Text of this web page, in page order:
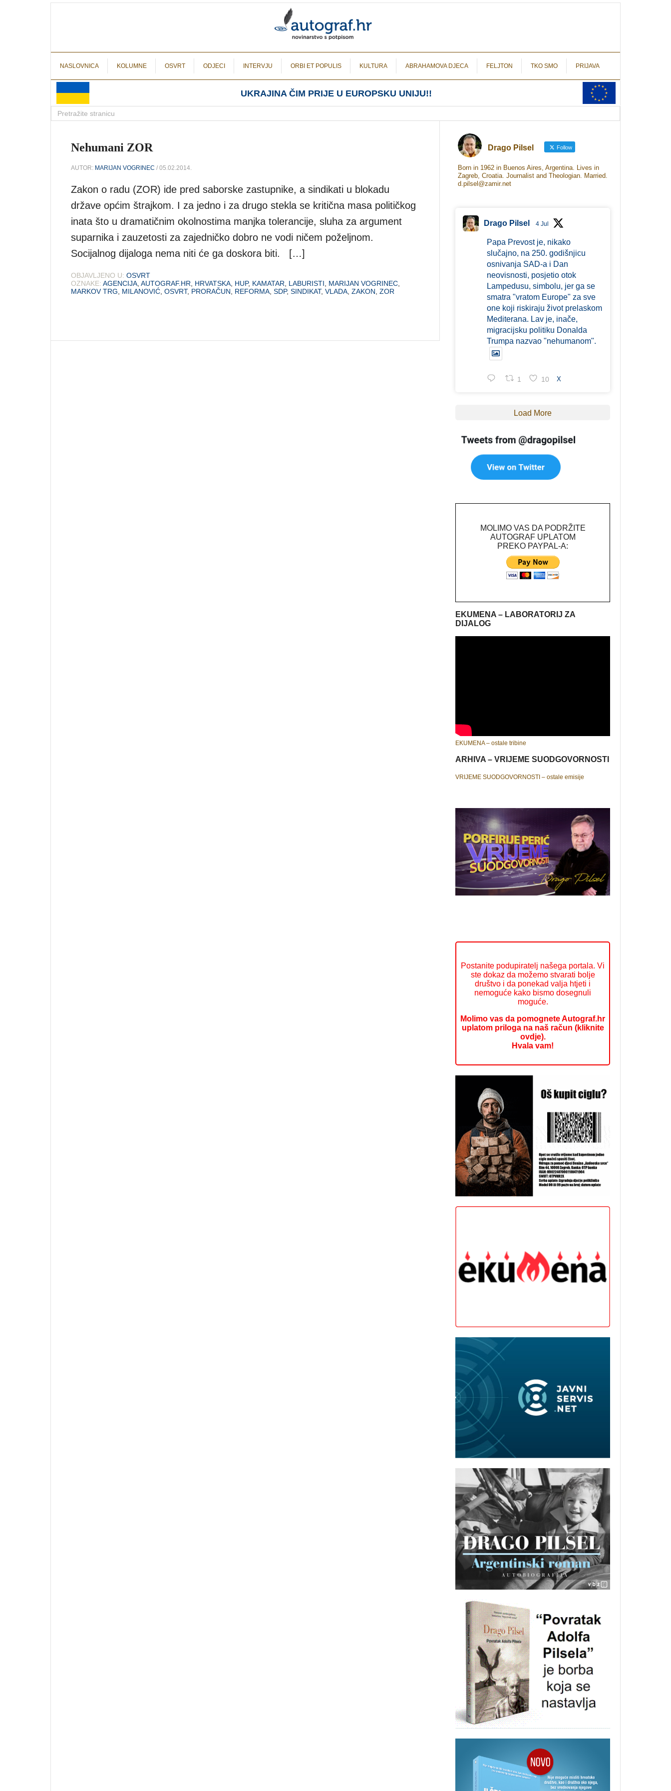
NASLOVNICA KOLUMNE OSVRT ODJECI INTERVJU ORBI ET POPULIS KULTURA ABRAHAMOVA DJECA FELJTON TKO SMO PRIJAVA
UKRAJINA ČIM PRIJE U EUROPSKU UNIJU!!
Nehumani ZOR
AUTOR: MARIJAN VOGRINEC / 05.02.2014.
Zakon o radu (ZOR) ide pred saborske zastupnike, a sindikati u blokadu
države općim štrajkom. I za jedno i za drugo stekla se kritična masa političkog
inata što u dramatičnim okolnostima manjka tolerancije, sluha za argument
suparnika i zauzetosti za zajedničko dobro ne vodi ničem poželjnom.
Socijalnog dijaloga nema niti će ga doskora biti. […]
OBJAVLJENO U: OSVRT
OZNAKE: AGENCIJA AUTOGRAF.HR HRVATSKA HUP, KAMATAR LABURISTI MARIJAN VOGRINEC
MARKOV TRG
MILANOVIĆ OSVRT, PRORAČUN REFORMA SDP, SINDIKAT, VLADA ZAKON ZOR
Drago Pilsel Follow
Born in 1962 in Buenos Aires, Argentina. Lives in
Zagreb, Croatia. Journalist and Theologian. Married.
d.pilsel@zamir.net
Drago Pilsel 4 Jul
Papa Prevost je, nikako
slučajno, na 250. godišnjicu
osnivanja SAD-a i Dan
neovisnosti, posjetio otok
Lampedusu, simbolu, jer ga se
smatra "vratom Europe" za sve
one koji riskiraju život prelaskom
Mediterana. Lav je, inače,
migracijsku politiku Donalda
Trumpa nazvao "nehumanom".
1 10 X
Load More
MOLIMO VAS DA PODRŽITE
AUTOGRAF UPLATOM
PREKO PAYPAL-A:
EKUMENA – LABORATORIJ ZA
DIJALOG
EKUMENA – ostale tribine
ARHIVA – VRIJEME SUODGOVORNOSTI
VRIJEME SUODGOVORNOSTI – ostale emisije
Postanite podupiratelj našega portala. Vi
ste dokaz da možemo stvarati bolje
društvo i da ponekad valja htjeti i
nemoguće kako bismo dosegnuli
moguće.
Molimo vas da pomognete Autograf.hr
uplatom priloga na naš račun (kliknite
ovdje).
Hvala vam!